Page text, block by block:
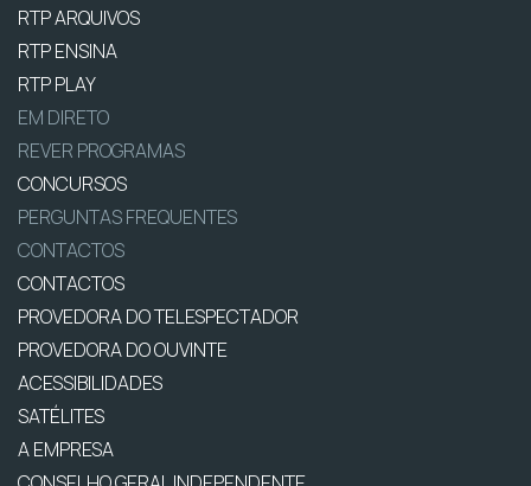
RTP ARQUIVOS
RTP ENSINA
RTP PLAY
EM DIRETO
REVER PROGRAMAS
CONCURSOS
PERGUNTAS FREQUENTES
CONTACTOS
CONTACTOS
PROVEDORA DO TELESPECTADOR
PROVEDORA DO OUVINTE
ACESSIBILIDADES
SATÉLITES
A EMPRESA